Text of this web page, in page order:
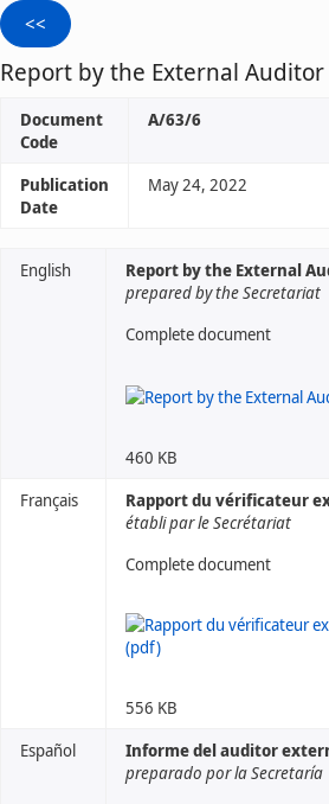
Report by the External Auditor
Document
Code
A/63/6
Publication
Date
May 24, 2022
English
Report by the External
prepared by the Secretariat
Complete document
460 KB
Français
Rapport du vérificateur
établi par le Secrétariat
Complete document
556 KB
Español
Informe del auditor
preparado por la Secretaría